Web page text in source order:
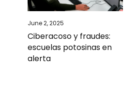
June 2, 2025
Ciberacoso y fraudes:
escuelas potosinas en
alerta